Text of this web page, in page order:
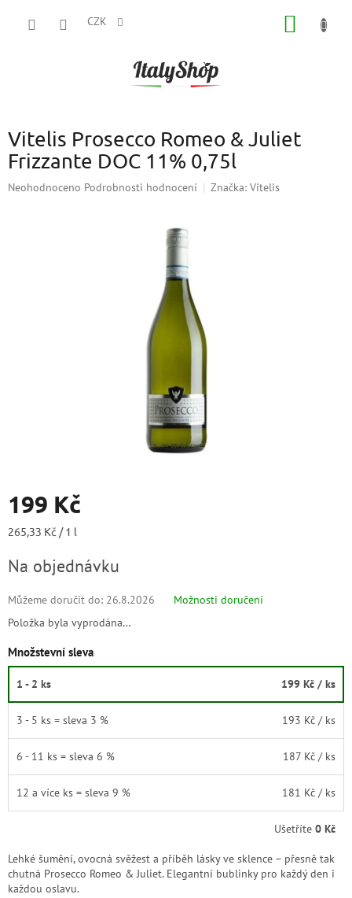
CZK
Vitelis Prosecco Romeo & Juliet
Frizzante DOC 11% 0,75l
Průměrné
Neohodnoceno Podrobnosti hodnocení Značka: Vitelis
199 Kč
Měrná
265,33 Kč / 1 l
Na objednávku
Můžeme doručit do: 26.8.2026
Možnosti doručení
Položka byla vyprodána…
Množstevní sleva
1 - 2 ks 199 Kč / ks
3 - 5 ks = sleva 3 % 193 Kč / ks
6 - 11 ks = sleva 6 % 187 Kč / ks
12 a více ks = sleva 9 % 181 Kč / ks
Ušetříte 0 Kč
Lehké šumění, ovocná svěžest a příběh lásky ve sklence – přesně tak
chutná Prosecco Romeo & Juliet. Elegantní bublinky pro každý den i
každou oslavu.